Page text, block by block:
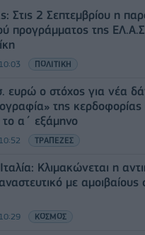
Στις 2 Σεπτεμβρίου η
προγράμματος της
ΠΟΛΙΤΙΚΗ
ευρώ ο στόχος για νέα
της
α΄ εξάμηνο
ΤΡΑΠΕΖΕΣ
Κλιμακώνεται η
με αμοιβαίους
ΚΟΣΜΟΣ